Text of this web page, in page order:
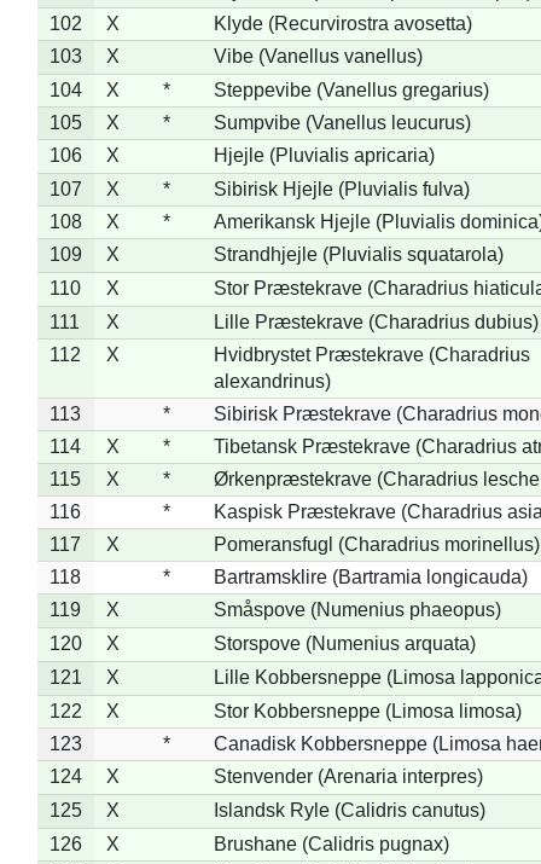
102
X
Klyde (Recurvirostra avosetta)
103
X
Vibe (Vanellus vanellus)
104
X *
Steppevibe (Vanellus gregarius)
105
X *
Sumpvibe (Vanellus leucurus)
106
X
Hjejle (Pluvialis apricaria)
107
X *
Sibirisk Hjejle (Pluvialis fulva)
108
X *
Amerikansk Hjejle (Pluvialis
109
X
Strandhjejle (Pluvialis squatarola)
110
X
Stor Præstekrave (Charadrius
111
X
Lille Præstekrave (Charadrius dubius)
112
X
Hvidbrystet Præstekrave (Charadrius
alexandrinus)
113
*
Sibirisk Præstekrave (Charadrius
114
X *
Tibetansk Præstekrave (Charadrius
115
X *
Ørkenpræstekrave (Charadrius
116
*
Kaspisk Præstekrave (Charadrius
117
X
Pomeransfugl (Charadrius morinellus)
118
*
Bartramsklire (Bartramia longicauda)
119
X
Småspove (Numenius phaeopus)
120
X
Storspove (Numenius arquata)
121
X
Lille Kobbersneppe (Limosa
122
X
Stor Kobbersneppe (Limosa limosa)
123
*
Canadisk Kobbersneppe (Limosa
124
X
Stenvender (Arenaria interpres)
125
X
Islandsk Ryle (Calidris canutus)
126
X
Brushane (Calidris pugnax)